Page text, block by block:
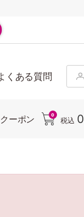
くある質問
クーポン 0
税込 0